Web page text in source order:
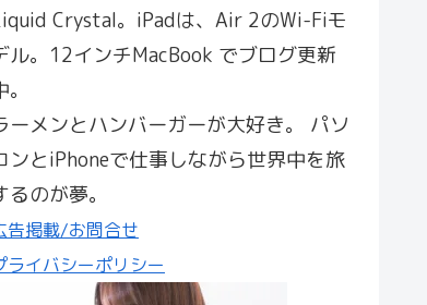
Crystal。iPadは、Air 2のWi-Fiモ
ル。12インチMacBook でブログ更新
ーメンとハンバーガーが大好き。 パソ
ンとiPhoneで仕事しながら世界中を旅
るのが夢。
告掲載/お問合せ
ライバシーポリシー